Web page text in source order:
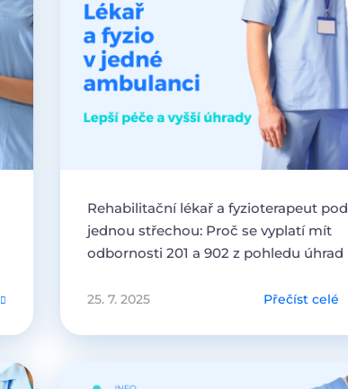
Rehabilitační lékař a fyzioterapeut pod
jednou střechou: Proč se vyplatí mít
odbornosti 201 a 902 z pohledu úhrad
25. 7. 2025 Přečíst celé